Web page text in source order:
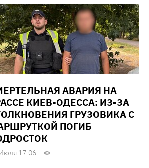
АВАРИЯ НА
КИЕВ-ОДЕССА: ИЗ-ЗА
ГРУЗОВИКА С
ПОГИБ
17:06